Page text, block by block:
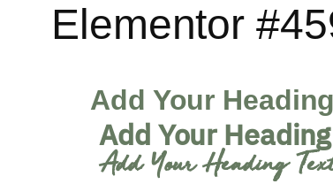
Elementor
Add Your
Add Your
Add Your Heading